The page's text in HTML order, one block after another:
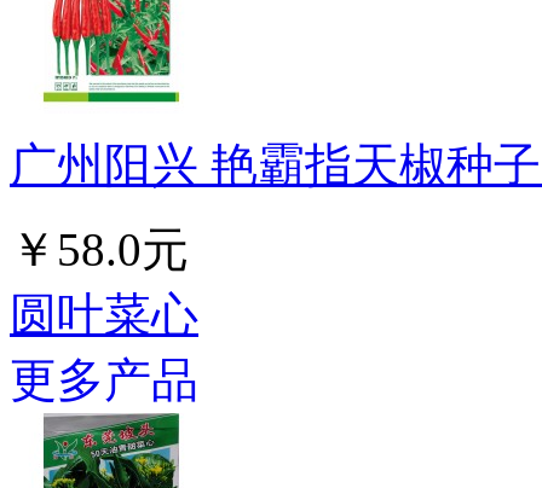
广州阳兴 艳霸指天椒种
￥58.0元
圆叶菜心
更多产品